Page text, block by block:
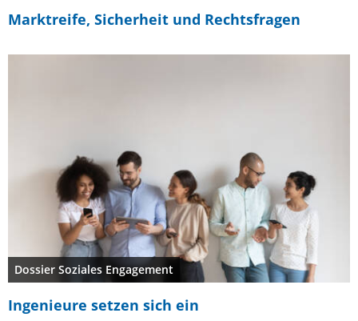
Marktreife, Sicherheit und Rechtsfragen
Dossier Soziales Engagement
Ingenieure setzen sich ein